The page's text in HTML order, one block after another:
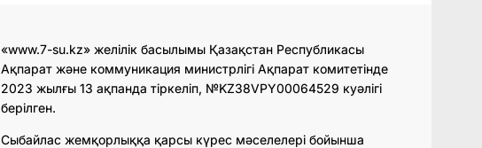
«www.7-su.kz» желілік басылымы Қазақстан Республикасы
Ақпарат және коммуникация министрлігі Ақпарат комитетінде
2023 жылғы 13 ақпанда тіркеліп, №KZ38VPY00064529 куәлігі
берілген.
Сыбайлас жемқорлыққа қарсы күрес мәселелері бойынша